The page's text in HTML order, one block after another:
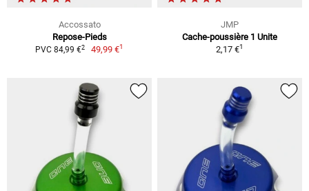
Accossato
Repose-Pieds
PVC 84,99 €2 49,99 €1
JMP
Cache-poussière 1 Unite
2,17 €1